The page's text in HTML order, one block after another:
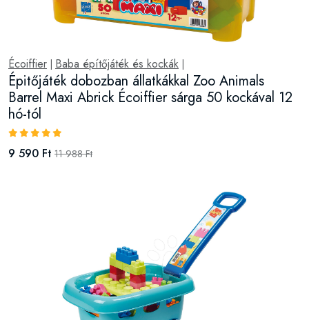
Écoiffier Baba építőjáték és kockák
Épitőjáték dobozban állatkákkal Zoo Animals
Barrel Maxi Abrick Écoiffier sárga 50 kockával 12
hó-tól
9 590 Ft 11 988 Ft